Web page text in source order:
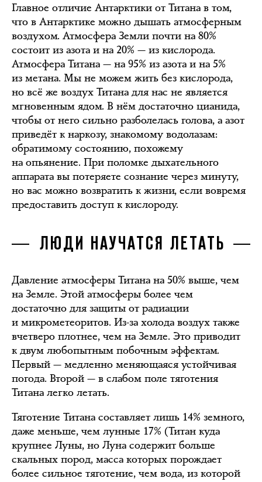
Главное отличие Антарктики от Титана в том,
что в Антарктике можно дышать атмосферным
воздухом. Атмосфера Земли почти на 80%
состоит из азота и на 20% — из кислорода.
Атмосфера Титана — на 95% из азота и на 5%
из метана. Мы не можем жить без кислорода,
но всё же воздух Титана для нас не является
мгновенным ядом. В нём достаточно цианида,
чтобы от него сильно разболелась голова, а азот
приведёт к наркозу, знакомому водолазам:
обратимому состоянию, похожему
на опьянение. При поломке дыхательного
аппарата вы потеряете сознание через минуту,
но вас можно возвратить к жизни, если вовремя
предоставить доступ к кислороду.
ЛЮДИ НАУЧАТСЯ ЛЕТАТЬ
Давление атмосферы Титана на 50% выше, чем
на Земле. Этой атмосферы более чем
достаточно для защиты от радиации
и микрометеоритов. Из-за холода воздух также
вчетверо плотнее, чем на Земле. Это приводит
к двум любопытным побочным эффектам.
Первый — медленно меняющаяся устойчивая
погода. Второй — в слабом поле тяготения
Титана легко летать.
Тяготение Титана составляет лишь 14% земного,
даже меньше, чем лунные 17% (Титан куда
крупнее Луны, но Луна содержит больше
скальных пород, масса которых порождает
более сильное тяготение, чем вода, из которой